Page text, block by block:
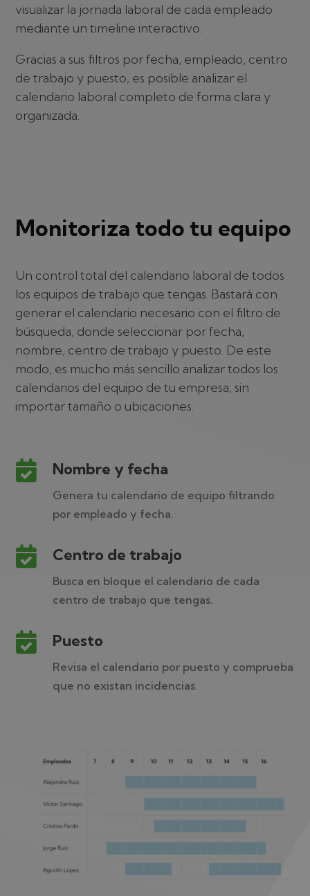
visualizar la jornada laboral de cada empleado
mediante un timeline interactivo.
Gracias a sus filtros por fecha, empleado, centro
de trabajo y puesto, es posible analizar el
calendario laboral completo de forma clara y
organizada.
Monitoriza todo tu equipo
Un control total del calendario laboral de todos
los equipos de trabajo que tengas. Bastará con
generar el calendario necesario con el filtro de
búsqueda, donde seleccionar por fecha,
nombre, centro de trabajo y puesto. De este
modo, es mucho más sencillo analizar todos los
calendarios del equipo de tu empresa, sin
importar tamaño o ubicaciones.
 Nombre y fecha
Genera tu calendario de equipo filtrando
por empleado y fecha.
 Centro de trabajo
Busca en bloque el calendario de cada
centro de trabajo que tengas.
 Puesto
Revisa el calendario por puesto y comprueba
que no existan incidencias.